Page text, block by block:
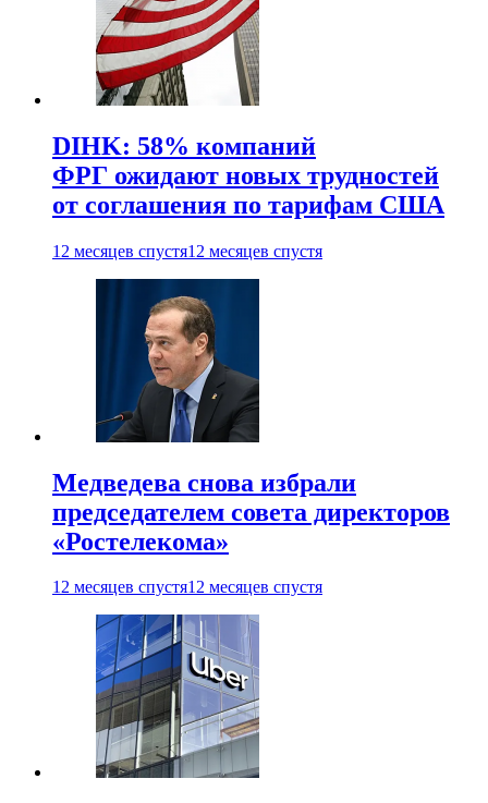
DIHK: 58% компаний
ФРГ ожидают новых трудностей
от соглашения по тарифам США
12 месяцев спустя12 месяцев спустя
Медведева снова избрали
председателем совета директоров
«Ростелекома»
12 месяцев спустя12 месяцев спустя